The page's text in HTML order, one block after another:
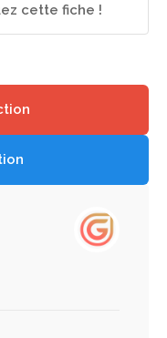
cette fiche !